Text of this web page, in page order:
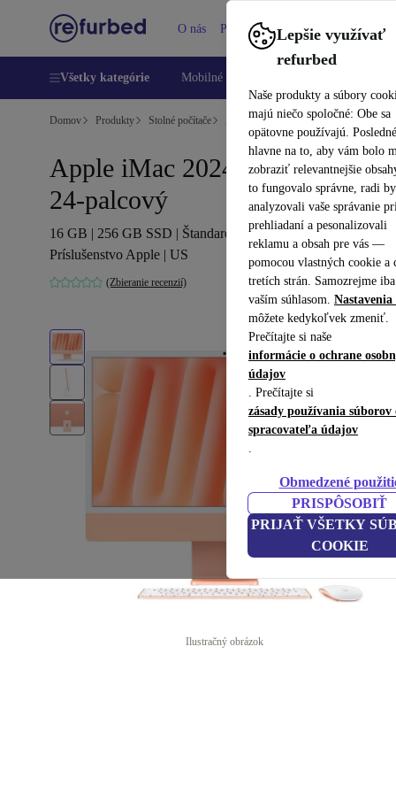
Lepšie využívať
refurbed
Naše produkty a súbory
majú niečo spoločné: Obe sa
opätovne používajú. Posledné
hlavne na to, aby vám bolo
zobraziť relevantnejšie
to fungovalo správne, radi
analyzovali vaše správanie
prehliadaní a pesonalizovali
reklamu a obsah pre vás —
pomocou vlastných cookie a
tretích strán. Samozrejme
vaším súhlasom. Nastavenia
môžete kedykoľvek zmeniť.
Prečítajte si naše
informácie o ochrane
údajov
. Prečítajte si
zásady používania súborov
spracovateľa údajov
.
Obmedzené
PRISPÔSOBIŤ
PRIJAŤ VŠETKY
COOKIE
O nás Pomoc
Všetky kategórie Mobilné telefóny
Domov Produkty Stolné počítače Apple Mac
Apple iMac 2024 M4 10 Core |
24-palcový
16 GB | 256 GB SSD | Štandardné sklo | oranžová |
Príslušenstvo Apple | US
(Zbieranie recenzií)
Ilustračný obrázok